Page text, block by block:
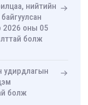
нийтийн
2026 оны 05
болж
болж